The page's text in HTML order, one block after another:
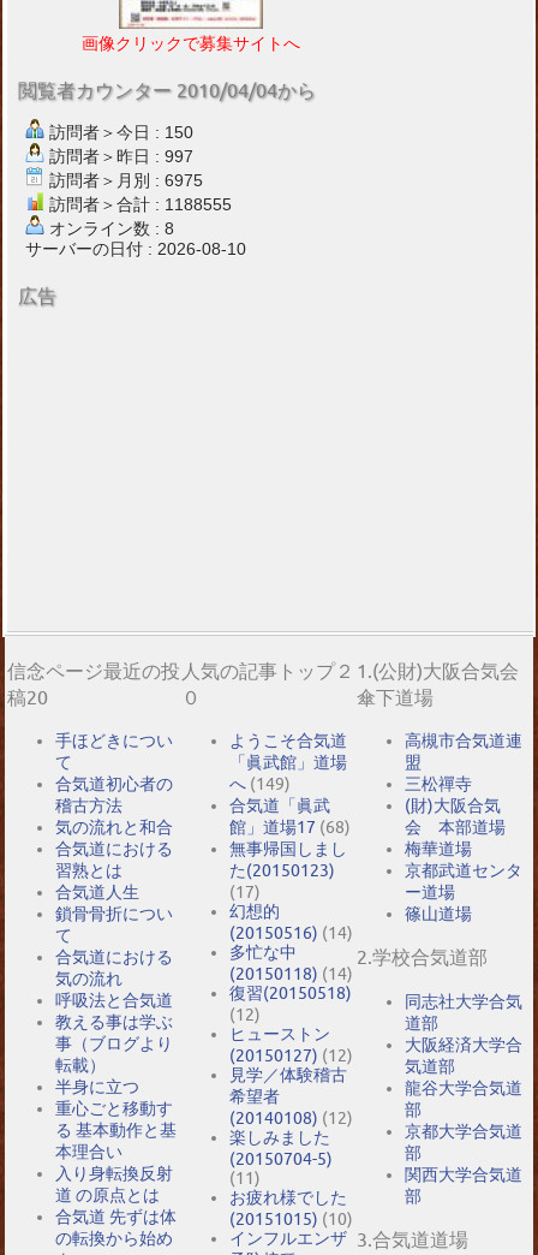
画像クリックで募集サイトへ
閲覧者カウンター 2010/04/04から
訪問者＞今日 : 150
訪問者＞昨日 : 997
訪問者＞月別 : 6975
訪問者＞合計 : 1188555
オンライン数 : 8
サーバーの日付 : 2026-08-10
広告
信念ページ最近の投
稿20
手ほどきについ
て
合気道初心者の
稽古方法
気の流れと和合
合気道における
習熟とは
合気道人生
鎖骨骨折につい
て
合気道における
気の流れ
呼吸法と合気道
教える事は学ぶ
事（ブログより
転載）
半身に立つ
重心ごと移動す
る 基本動作と基
本理合い
入り身転換反射
道 の原点とは
合気道 先ずは体
の転換から始め
人気の記事トップ２
０
ようこそ合気道
「眞武館」道場
へ (149)
合気道「眞武
館」道場17 (68)
無事帰国しまし
た(20150123)
(17)
幻想的
(20150516) (14)
多忙な中
(20150118) (14)
復習(20150518)
(12)
ヒューストン
(20150127) (12)
見学／体験稽古
希望者
(20140108) (12)
楽しみました
(20150704-5)
(11)
お疲れ様でした
(20151015) (10)
インフルエンザ
1.(公財)大阪合気会
傘下道場
高槻市合気道連
盟
三松禪寺
(財)大阪合気
会 本部道場
梅華道場
京都武道センタ
ー道場
篠山道場
2.学校合気道部
同志社大学合気
道部
大阪経済大学合
気道部
龍谷大学合気道
部
京都大学合気道
部
関西大学合気道
部
3.合気道道場